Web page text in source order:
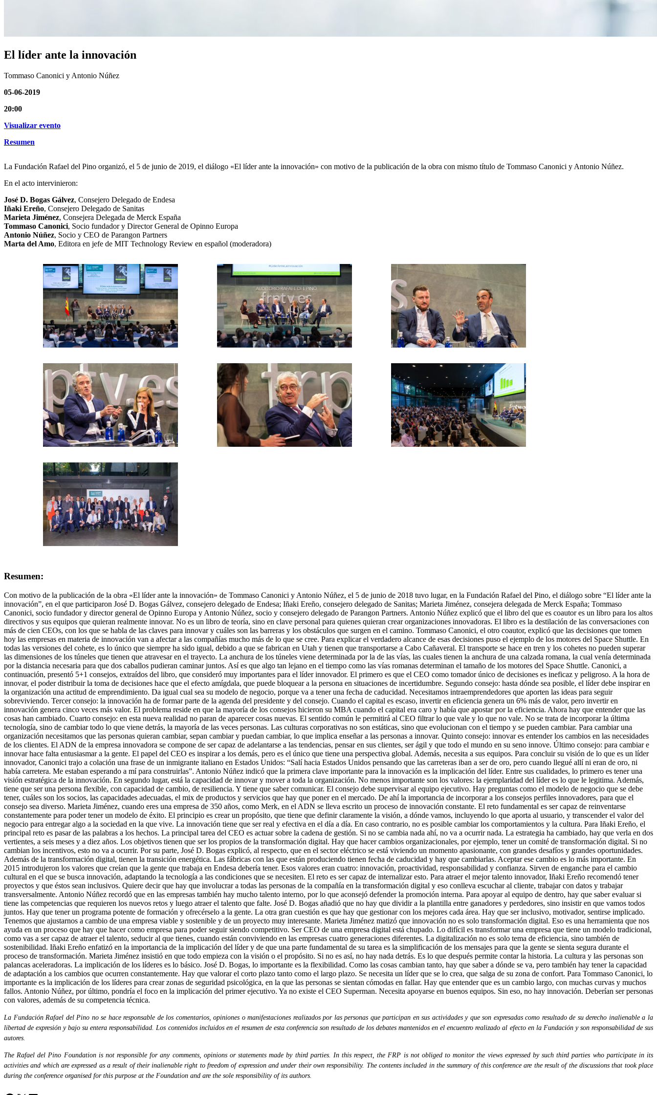
El líder ante la innovación
Tommaso Canonici y Antonio Núñez
05-06-2019
20:00
Visualizar evento
Resumen
La Fundación Rafael del Pino organizó, el 5 de junio de 2019, el diálogo «El líder ante la innovación» con motivo de la publicación de la obra con mismo título de Tommaso Canonici y Antonio Núñez.
En el acto intervinieron:
José D. Bogas Gálvez, Consejero Delegado de Endesa
Iñaki Ereño, Consejero Delegado de Sanitas
Marieta Jiménez, Consejera Delegada de Merck España
Tommaso Canonici, Socio fundador y Director General de Opinno Europa
Antonio Núñez, Socio y CEO de Parangon Partners
Marta del Amo, Editora en jefe de MIT Technology Review en español (moderadora)
Resumen:
Con motivo de la publicación de la obra «El líder ante la innovación» de Tommaso Canonici y Antonio Núñez, el 5 de junio de 2018 tuvo lugar, en la Fundación Rafael del Pino, el diálogo sobre “El líder ante la
innovación”, en el que participaron José D. Bogas Gálvez, consejero delegado de Endesa; Iñaki Ereño, consejero delegado de Sanitas; Marieta Jiménez, consejera delegada de Merck España; Tommaso
Canonici, socio fundador y director general de Opinno Europa y Antonio Núñez, socio y consejero delegado de Parangon Partners. Antonio Núñez explicó que el libro del que es coautor es un libro para los altos
directivos y sus equipos que quieran realmente innovar. No es un libro de teoría, sino en clave personal para quienes quieran crear organizaciones innovadoras. El libro es la destilación de las conversaciones con
más de cien CEOs, con los que se habla de las claves para innovar y cuáles son las barreras y los obstáculos que surgen en el camino. Tommaso Canonici, el otro coautor, explicó que las decisiones que tomen
hoy las empresas en materia de innovación van a afectar a las compañías mucho más de lo que se cree. Para explicar el verdadero alcance de esas decisiones puso el ejemplo de los motores del Space Shuttle. En
todas las versiones del cohete, es lo único que siempre ha sido igual, debido a que se fabrican en Utah y tienen que transportarse a Cabo Cañaveral. El transporte se hace en tren y los cohetes no pueden superar
las dimensiones de los túneles que tienen que atravesar en el trayecto. La anchura de los túneles viene determinada por la de las vías, las cuales tienen la anchura de una calzada romana, la cual venía determinada
por la distancia necesaria para que dos caballos pudieran caminar juntos. Así es que algo tan lejano en el tiempo como las vías romanas determinan el tamaño de los motores del Space Shuttle. Canonici, a
continuación, presentó 5+1 consejos, extraídos del libro, que consideró muy importantes para el líder innovador. El primero es que el CEO como tomador único de decisiones es ineficaz y peligroso. A la hora de
innovar, el poder distribuir la toma de decisiones hace que el efecto amígdala, que puede bloquear a la persona en situaciones de incertidumbre. Segundo consejo: hasta dónde sea posible, el líder debe inspirar en
la organización una actitud de emprendimiento. Da igual cual sea su modelo de negocio, porque va a tener una fecha de caducidad. Necesitamos intraemprendedores que aporten las ideas para seguir
sobreviviendo. Tercer consejo: la innovación ha de formar parte de la agenda del presidente y del consejo. Cuando el capital es escaso, invertir en eficiencia genera un 6% más de valor, pero invertir en
innovación genera cinco veces más valor. El problema reside en que la mayoría de los consejos hicieron su MBA cuando el capital era caro y había que apostar por la eficiencia. Ahora hay que entender que las
cosas han cambiado. Cuarto consejo: en esta nueva realidad no paran de aparecer cosas nuevas. El sentido común le permitirá al CEO filtrar lo que vale y lo que no vale. No se trata de incorporar la última
tecnología, sino de cambiar todo lo que viene detrás, la mayoría de las veces personas. Las culturas corporativas no son estáticas, sino que evolucionan con el tiempo y se pueden cambiar. Para cambiar una
organización necesitamos que las personas quieran cambiar, sepan cambiar y puedan cambiar, lo que implica enseñar a las personas a innovar. Quinto consejo: innovar es entender los cambios en las necesidades
de los clientes. El ADN de la empresa innovadora se compone de ser capaz de adelantarse a las tendencias, pensar en sus clientes, ser ágil y que todo el mundo en su seno innove. Último consejo: para cambiar e
innovar hace falta entusiasmar a la gente. El papel del CEO es inspirar a los demás, pero es el único que tiene una perspectiva global. Además, necesita a sus equipos. Para concluir su visión de lo que es un líder
innovador, Canonici trajo a colación una frase de un inmigrante italiano en Estados Unidos: “Salí hacia Estados Unidos pensando que las carreteras iban a ser de oro, pero cuando llegué allí ni eran de oro, ni
había carretera. Me estaban esperando a mí para construirlas”. Antonio Núñez indicó que la primera clave importante para la innovación es la implicación del líder. Entre sus cualidades, lo primero es tener una
visión estratégica de la innovación. En segundo lugar, está la capacidad de innovar y mover a toda la organización. No menos importante son los valores: la ejemplaridad del líder es lo que le legitima. Además,
tiene que ser una persona flexible, con capacidad de cambio, de resiliencia. Y tiene que saber comunicar. El consejo debe supervisar al equipo ejecutivo. Hay preguntas como el modelo de negocio que se debe
tener, cuáles son los socios, las capacidades adecuadas, el mix de productos y servicios que hay que poner en el mercado. De ahí la importancia de incorporar a los consejos perfiles innovadores, para que el
consejo sea diverso. Marieta Jiménez, cuando eres una empresa de 350 años, como Merk, en el ADN se lleva escrito un proceso de innovación constante. El reto fundamental es ser capaz de reinventarse
constantemente para poder tener un modelo de éxito. El principio es crear un propósito, que tiene que definir claramente la visión, a dónde vamos, incluyendo lo que aporta al usuario, y transcender el valor del
negocio para entregar algo a la sociedad en la que vive. La innovación tiene que ser real y efectiva en el día a día. En caso contrario, no es posible cambiar los comportamientos y la cultura. Para Iñaki Ereño, el
principal reto es pasar de las palabras a los hechos. La principal tarea del CEO es actuar sobre la cadena de gestión. Si no se cambia nada ahí, no va a ocurrir nada. La estrategia ha cambiado, hay que verla en dos
vertientes, a seis meses y a diez años. Los objetivos tienen que ser los propios de la transformación digital. Hay que hacer cambios organizacionales, por ejemplo, tener un comité de transformación digital. Si no
cambian los incentivos, esto no va a ocurrir. Por su parte, José D. Bogas explicó, al respecto, que en el sector eléctrico se está viviendo un momento apasionante, con grandes desafíos y grandes oportunidades.
Además de la transformación digital, tienen la transición energética. Las fábricas con las que están produciendo tienen fecha de caducidad y hay que cambiarlas. Aceptar ese cambio es lo más importante. En
2015 introdujeron los valores que creían que la gente que trabaja en Endesa debería tener. Esos valores eran cuatro: innovación, proactividad, responsabilidad y confianza. Sirven de enganche para el cambio
cultural en el que se busca innovación, adaptando la tecnología a las condiciones que se necesiten. El reto es ser capaz de internalizar esto. Para atraer el mejor talento innovador, Iñaki Ereño recomendó tener
proyectos y que éstos sean inclusivos. Quiere decir que hay que involucrar a todas las personas de la compañía en la transformación digital y eso conlleva escuchar al cliente, trabajar con datos y trabajar
transversalmente. Antonio Núñez recordó que en las empresas también hay mucho talento interno, por lo que aconsejó defender la promoción interna. Para apoyar al equipo de dentro, hay que saber evaluar si
tiene las competencias que requieren los nuevos retos y luego atraer el talento que falte. José D. Bogas añadió que no hay que dividir a la plantilla entre ganadores y perdedores, sino insistir en que vamos todos
juntos. Hay que tener un programa potente de formación y ofrecérselo a la gente. La otra gran cuestión es que hay que gestionar con los mejores cada área. Hay que ser inclusivo, motivador, sentirse implicado.
Tenemos que ajustarnos a cambio de una empresa viable y sostenible y de un proyecto muy interesante. Marieta Jiménez matizó que innovación no es solo transformación digital. Eso es una herramienta que nos
ayuda en un proceso que hay que hacer como empresa para poder seguir siendo competitivo. Ser CEO de una empresa digital está chupado. Lo difícil es transformar una empresa que tiene un modelo tradicional,
como vas a ser capaz de atraer el talento, seducir al que tienes, cuando están conviviendo en las empresas cuatro generaciones diferentes. La digitalización no es solo tema de eficiencia, sino también de
sostenibilidad. Iñaki Ereño enfatizó en la importancia de la implicación del líder y de que una parte fundamental de su tarea es la simplificación de los mensajes para que la gente se sienta segura durante el
proceso de transformación. Marieta Jiménez insistió en que todo empieza con la visión o el propósito. Si no es así, no hay nada detrás. Es lo que después permite contar la historia. La cultura y las personas son
palancas aceleradoras. La implicación de los líderes es lo básico. José D. Bogas, lo importante es la flexibilidad. Como las cosas cambian tanto, hay que saber a dónde se va, pero también hay tener la capacidad
de adaptación a los cambios que ocurren constantemente. Hay que valorar el corto plazo tanto como el largo plazo. Se necesita un líder que se lo crea, que salga de su zona de confort. Para Tommaso Canonici, lo
importante es la implicación de los líderes para crear zonas de seguridad psicológica, en la que las personas se sientan cómodas en fallar. Hay que entender que es un cambio largo, con muchas curvas y muchos
fallos. Antonio Núñez, por último, pondría el foco en la implicación del primer ejecutivo. Ya no existe el CEO Superman. Necesita apoyarse en buenos equipos. Sin eso, no hay innovación. Deberían ser personas
con valores, además de su competencia técnica.
La Fundación Rafael del Pino no se hace responsable de los comentarios, opiniones o manifestaciones realizados por las personas que participan en sus actividades y que son expresadas como resultado de su derecho inalienable a la
libertad de expresión y bajo su entera responsabilidad. Los contenidos incluidos en el resumen de esta conferencia son resultado de los debates mantenidos en el encuentro realizado al efecto en la Fundación y son responsabilidad de sus
autores.
The Rafael del Pino Foundation is not responsible for any comments, opinions or statements made by third parties. In this respect, the FRP is not obliged to monitor the views expressed by such third parties who participate in its
activities and which are expressed as a result of their inalienable right to freedom of expression and under their own responsibility. The contents included in the summary of this conference are the result of the discussions that took place
during the conference organised for this purpose at the Foundation and are the sole responsibility of its authors.